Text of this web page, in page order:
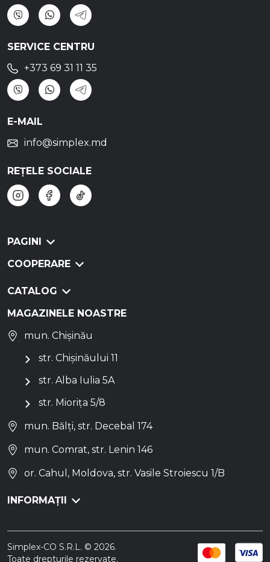
SERVICE CENTRU
+373 69 31 11 35
E-MAIL
info@simplex.md
REȚELE SOCIALE
PAGINI
COOPERARE
CATALOG
MAGAZINELE NOASTRE
mun. Chișinău
str. Chișinăului 11
str. Alba Iulia 5A
str. Miorița 5/8
mun. Bălți, str. Decebal 174
mun. Comrat, str. Lenin 146
or. Cahul, Moldova, str. Vasile Stroiescu 1/B
INFORMAȚII
Simplex-CO S.R.L. © 2026.
Toate drepturile rezervate.